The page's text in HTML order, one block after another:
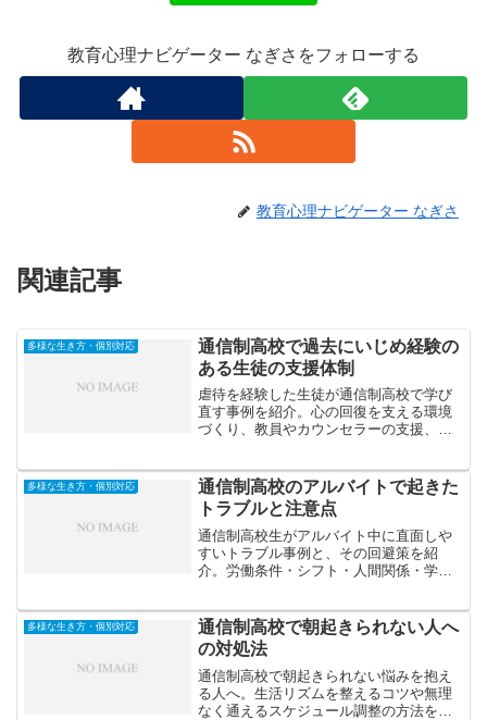
教育心理ナビゲーター なぎさをフォローする
教育心理ナビゲーター なぎさ
関連記事
多様な生き方・個別対応
通信制高校で過去にいじめ経験の
ある生徒の支援体制
虐待を経験した生徒が通信制高校で学び
直す事例を紹介。心の回復を支える環境
づくり、教員やカウンセラーの支援、安
解説します。
多様な生き方・個別対応
通信制高校のアルバイトで起きた
トラブルと注意点
通信制高校生がアルバイト中に直面しや
すいトラブル事例と、その回避策を紹
介。労働条件・シフト・人間関係・学業
多様な生き方・個別対応
通信制高校で朝起きられない人へ
の対処法
通信制高校で朝起きられない悩みを抱え
る人へ。生活リズムを整えるコツや無理
なく通えるスケジュール調整の方法を紹